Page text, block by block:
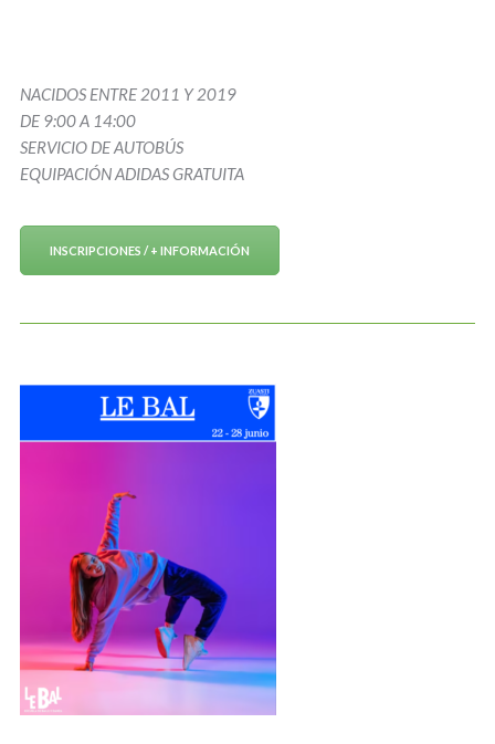
NACIDOS ENTRE 2011 Y 2019
DE 9:00 A 14:00
SERVICIO DE AUTOBÚS
EQUIPACIÓN ADIDAS GRATUITA
INSCRIPCIONES / + INFORMACIÓN